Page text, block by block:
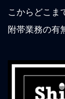
こからどこま
附帯業務の有